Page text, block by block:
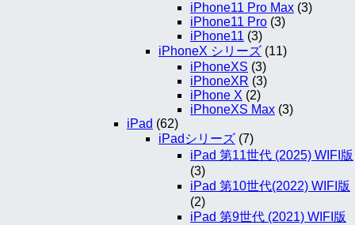
iPhone11 Pro Max (3)
iPhone11 Pro (3)
iPhone11 (3)
iPhoneX シリーズ (11)
iPhoneXS (3)
iPhoneXR (3)
iPhone X (2)
iPhoneXS Max (3)
iPad (62)
iPadシリーズ (7)
iPad 第11世代 (2025) WIFI版
(3)
iPad 第10世代(2022) WIFI版
(2)
iPad 第9世代 (2021) WIFI版